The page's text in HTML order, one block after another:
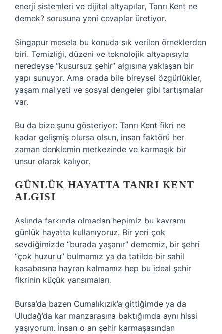
enerji sistemleri ve dijital altyapılar, Tanrı Kent ne
demek? sorusuna yeni cevaplar üretiyor.
Singapur mesela bu konuda sık verilen örneklerden
biri. Temizliği, düzeni ve teknolojik altyapısıyla
neredeyse “kusursuz şehir” algısına yaklaşan bir
yapı sunuyor. Ama orada bile bireysel özgürlükler,
yaşam maliyeti ve sosyal dengeler gibi tartışmalar
var.
Bu da bize şunu gösteriyor: Tanrı Kent fikri ne
kadar gelişmiş olursa olsun, insan faktörü her
zaman denklemin merkezinde ve karmaşık bir
unsur olarak kalıyor.
GÜNLÜK HAYATTA TANRI KENT
ALGISI
Aslında farkında olmadan hepimiz bu kavramı
günlük hayatta kullanıyoruz. Bir yeri çok
sevdiğimizde “burada yaşanır” dememiz, bir şehri
“çok huzurlu” bulmamız ya da tatilde bir sahil
kasabasına hayran kalmamız hep bu ideal şehir
fikrinin küçük yansımaları.
Bursa’da bazen Cumalıkızık’a gittiğimde ya da
Uludağ’da kar manzarasına baktığımda aynı hissi
yaşıyorum. İnsan o an şehir karmaşasından